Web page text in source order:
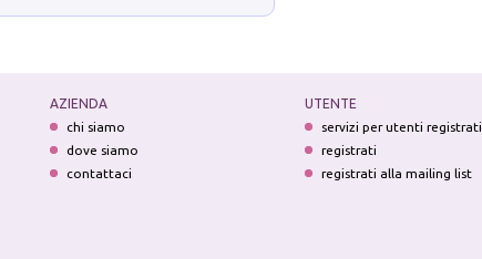
AZIENDA
chi siamo
dove siamo
contattaci
UTENTE
servizi per utenti registrati
registrati
registrati alla mailing list